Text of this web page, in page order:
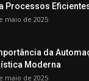
Processos
maio de 2025
da
Moderna
maio de 2025